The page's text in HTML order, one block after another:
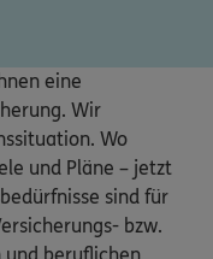
eine
Wir
Wo
und Pläne – jetzt
sind für
bzw.